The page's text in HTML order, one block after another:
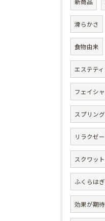
滑らかさ
食物由来
エステテ
フェイシ
スプリン
リラクゼ
スクワット
ふくらはぎ
効果が期